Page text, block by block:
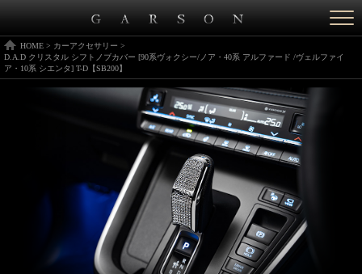
HOME > カーアクセサリー >
D.A.D クリスタル シフトノブカバー [90系ヴォクシー/ノア・40系 アルファード /ヴェルファイ
ア・10系 シエンタ] T-D【SB200】